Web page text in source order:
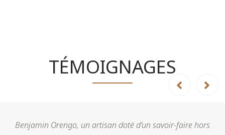
TÉMOIGNAGES
Benjamin Orengo, un artisan doté d’un savoir-faire hors